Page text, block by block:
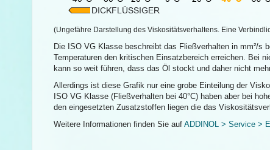
(Ungefähre Darstellung des Viskositätsverhaltens. Eine
Die ISO VG Klasse beschreibt das Fließverhalten in mm²/s
Temperaturen den kritischen Einsatzbereich erreichen. Bei
kann so weit führen, dass das Öl stockt und daher nicht
Allerdings ist diese Grafik nur eine grobe Einteilung der
ISO VG Klasse (Fließverhalten bei 40°C) haben aber bei
den eingesetzten Zusatzstoffen liegen die das
Weitere Informationen finden Sie auf ADDINOL > Service >